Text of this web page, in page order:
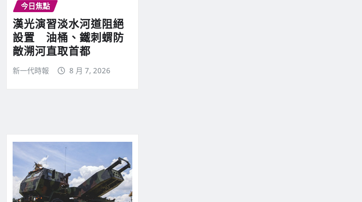
今日焦點
漢光演習淡水河道阻絕
設置 油桶、鐵刺蝟防
敵溯河直取首都
新一代時報 8 月 7, 2026